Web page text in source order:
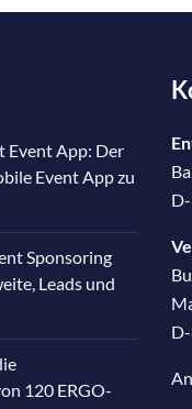
App: Der
Event App zu
Sponsoring
Leads und
120 ERGO-